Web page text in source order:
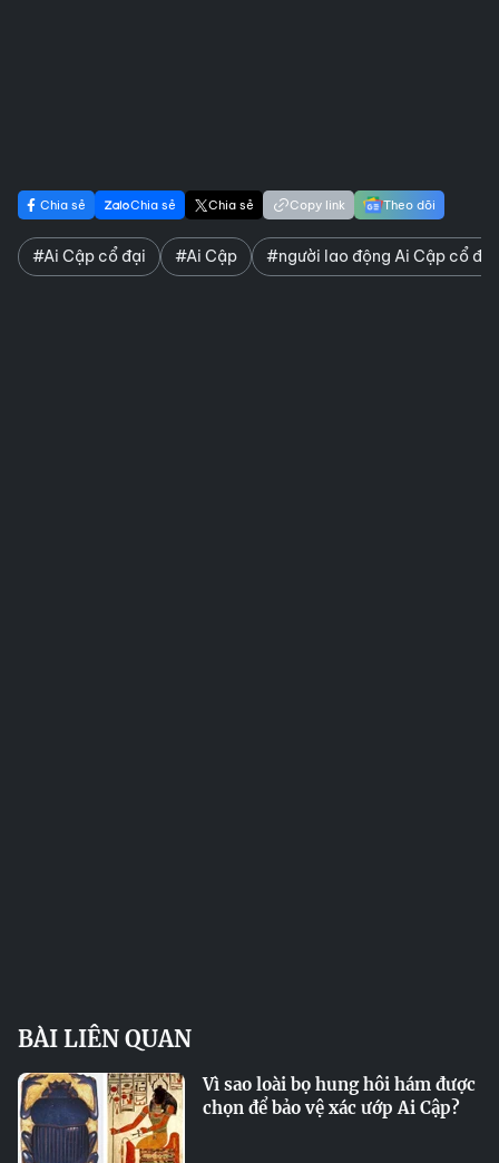
Chia sẻ Chia sẻ Chia sẻ Copy link Theo dõi
#Ai Cập cổ đại #Ai Cập #người lao động Ai Cập cổ đại
BÀI LIÊN QUAN
Vì sao loài bọ hung hôi hám được
chọn để bảo vệ xác ướp Ai Cập?